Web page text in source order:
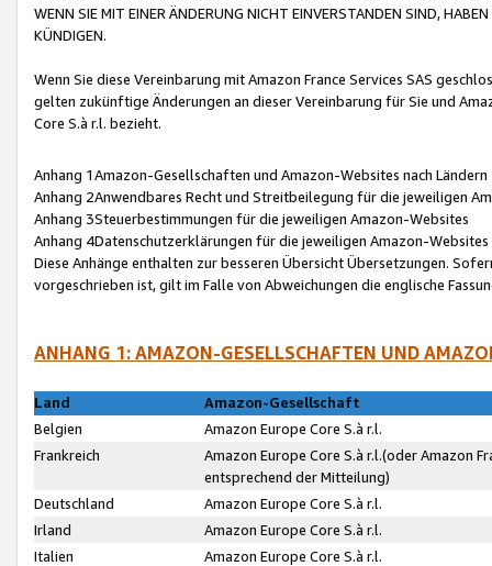
WENN SIE MIT EINER ÄNDERUNG NICHT EINVERSTANDEN SIND,
KÜNDIGEN.
Wenn Sie diese Vereinbarung mit Amazon France Services SAS
gelten zukünftige Änderungen an dieser Vereinbarung für Sie und
Core S.à r.l. bezieht.
Anhang 1Amazon-Gesellschaften und Amazon-Websites nach Ländern
Anhang 2Anwendbares Recht und Streitbeilegung für die jeweiligen
Anhang 3Steuerbestimmungen für die jeweiligen Amazon-Websites
Anhang 4Datenschutzerklärungen für die jeweiligen Amazon-Websites
Diese Anhänge enthalten zur besseren Übersicht Übersetzungen.
vorgeschrieben ist, gilt im Falle von Abweichungen die englische
ANHANG 1: AMAZON-GESELLSCHAFTEN UND
Land
Amazon-Gesellschaft
Belgien
Amazon Europe Core S.à r.l.
Frankreich
Amazon Europe Core S.à r.l.(oder Amazon
entsprechend der Mitteilung)
Deutschland
Amazon Europe Core S.à r.l.
Irland
Amazon Europe Core S.à r.l.
Italien
Amazon Europe Core S.à r.l.